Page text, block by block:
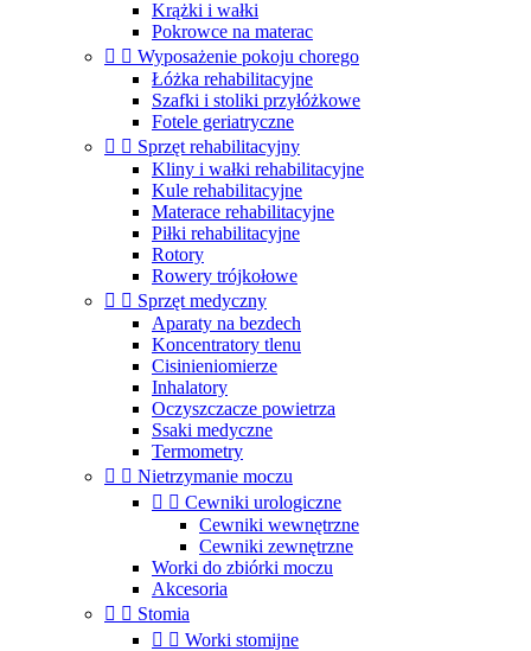
Krążki i wałki
Pokrowce na materac
  Wyposażenie pokoju chorego
Łóżka rehabilitacyjne
Szafki i stoliki przyłóżkowe
Fotele geriatryczne
  Sprzęt rehabilitacyjny
Kliny i wałki rehabilitacyjne
Kule rehabilitacyjne
Materace rehabilitacyjne
Piłki rehabilitacyjne
Rotory
Rowery trójkołowe
  Sprzęt medyczny
Aparaty na bezdech
Koncentratory tlenu
Cisinieniomierze
Inhalatory
Oczyszczacze powietrza
Ssaki medyczne
Termometry
  Nietrzymanie moczu
  Cewniki urologiczne
Cewniki wewnętrzne
Cewniki zewnętrzne
Worki do zbiórki moczu
Akcesoria
  Stomia
  Worki stomijne